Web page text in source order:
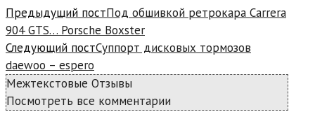
Read
more
articles
Предыдущий постПод обшивкой ретрокара Carrera
904 GTS… Porsche Boxster
Следующий постСуппорт дисковых тормозов
daewoo – espero
Межтекстовые Отзывы
Посмотреть все комментарии